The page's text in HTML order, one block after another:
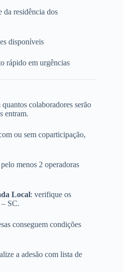
da residência dos
disponíveis
rápido em urgências
quantos colaboradores serão
entram.
ou sem coparticipação,
menos 2 operadoras
Local: verifique os
SC.
conseguem condições
a adesão com lista de